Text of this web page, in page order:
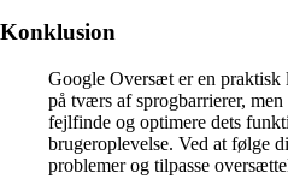
Konklusion
Google Oversæt er en
på tværs af sprogbarrierer,
fejlfinde og optimere dets
brugeroplevelse. Ved at følge
problemer og tilpasse